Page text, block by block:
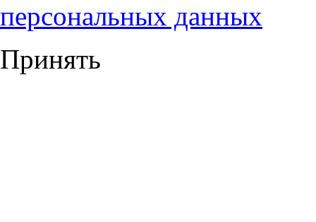
персональных данных
Принять